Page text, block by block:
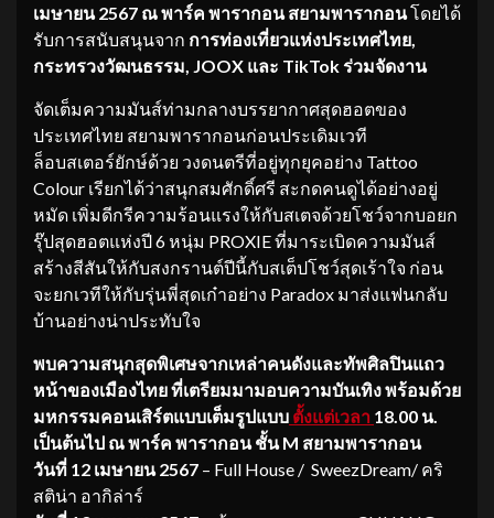
เมษายน 2567 ณ พาร์ค พารากอน สยามพารากอนโดยได้
รับการสนับสนุนจาก การท่องเที่ยวแห่งประเทศไทย,
กระทรวงวัฒนธรรม , JOOX และ TikTok ร่วมจัดงาน
จัดเต็มความมันส์ท่ามกลางบรรยากาศสุดฮอตของ
ประเทศไทย สยามพารากอนก่อนประเดิมเวที
ล็อบสเตอร์ยักษ์ด้วย วงดนตรีที่อยู่ทุกยุคอย่าง Tattoo
Colour เรียกได้ว่าสนุกสมศักดิ์ศรี สะกดคนดูได้อย่างอยู่
หมัด เพิ่มดีกรีความร้อนแรงให้กับสเตจด้วยโชว์จากบอยก
รุ๊ปสุดฮอตแห่งปี 6 หนุ่ม PROXIE ที่มาระเบิดความมันส์
สร้างสีสันให้กับสงกรานต์ปีนี้กับสเต็ปโชว์สุดเร้าใจ ก่อน
จะยกเวทีให้กับรุ่นพี่สุดเก๋าอย่าง Paradox มาส่งแฟนกลับ
บ้านอย่างน่าประทับใจ
พบความสนุกสุดพิเศษจากเหล่าคนดังและทัพศิลปินแถว
หน้าของเมืองไทย ที่เตรียมมามอบความบันเทิง พร้อมด้วย
มหกรรมคอนเสิร์ตแบบเต็มรูปแบบ ตั้งแต่เวลา 18.00 น.
เป็นต้นไป ณ พาร์ค พารากอน ชั้นM สยามพารากอน
วันที่ 12 เมษายน 2567 – Full House / SweezDream/ คริ
สติน่า อากิล่าร์